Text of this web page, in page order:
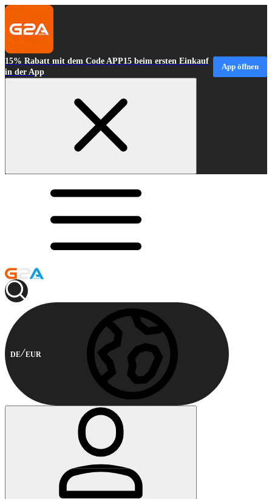
15% Rabatt mit dem Code APP15 beim ersten Einkauf
in der App
App öffnen
DE EUR